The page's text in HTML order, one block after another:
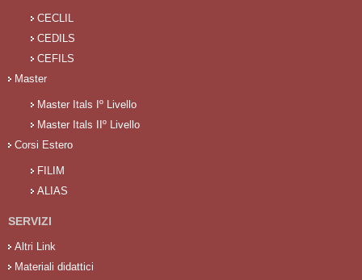
CECLIL
CEDILS
CEFILS
Master
Master Itals Iº Livello
Master Itals IIº Livello
Corsi Estero
FILIM
ALIAS
SERVIZI
Altri Link
Materiali didattici